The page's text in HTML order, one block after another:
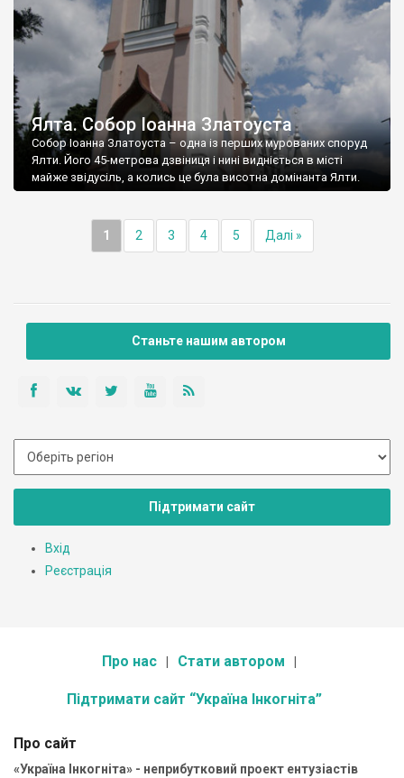
Ялта. Собор Іоанна Златоуста
Собор Іоанна Златоуста – одна із перших мурованих споруд
Ялти. Його 45-метрова дзвіниця і нині видніється в місті
майже звідусіль, а колись це була висотна домінанта Ялти.
1 2 3 4 5 Далі »
Станьте нашим автором
Підтримати сайт
Вхід
Реєстрація
Про нас Стати автором
Підтримати сайт “Україна Інкогніта”
Про сайт
«Україна Інкогніта» - неприбутковий проект ентузіастів